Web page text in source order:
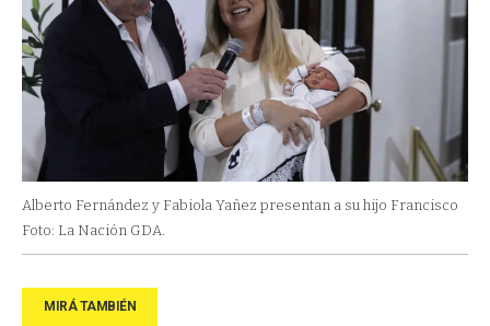
Alberto Fernández y Fabiola Yañez presentan a su hijo Francisco
Foto: La Nación GDA.